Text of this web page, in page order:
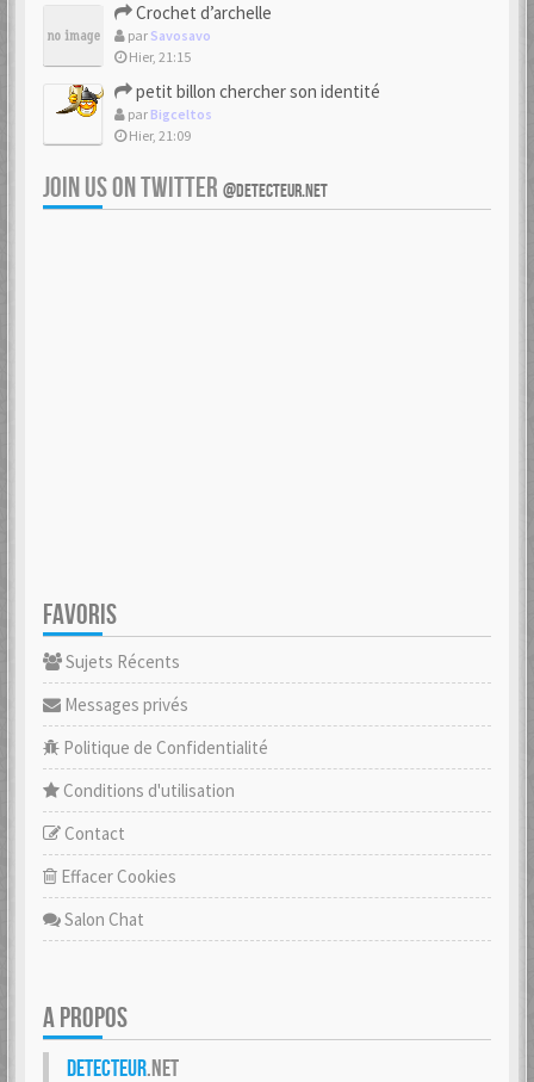
Crochet d’archelle
par Savosavo
Hier, 21:15
petit billon chercher son identité
par Bigceltos
Hier, 21:09
JOIN US ON TWITTER @DETECTEUR.NET
FAVORIS
Sujets Récents
Messages privés
Politique de Confidentialité
Conditions d'utilisation
Contact
Effacer Cookies
Salon Chat
A PROPOS
Detecteur.net